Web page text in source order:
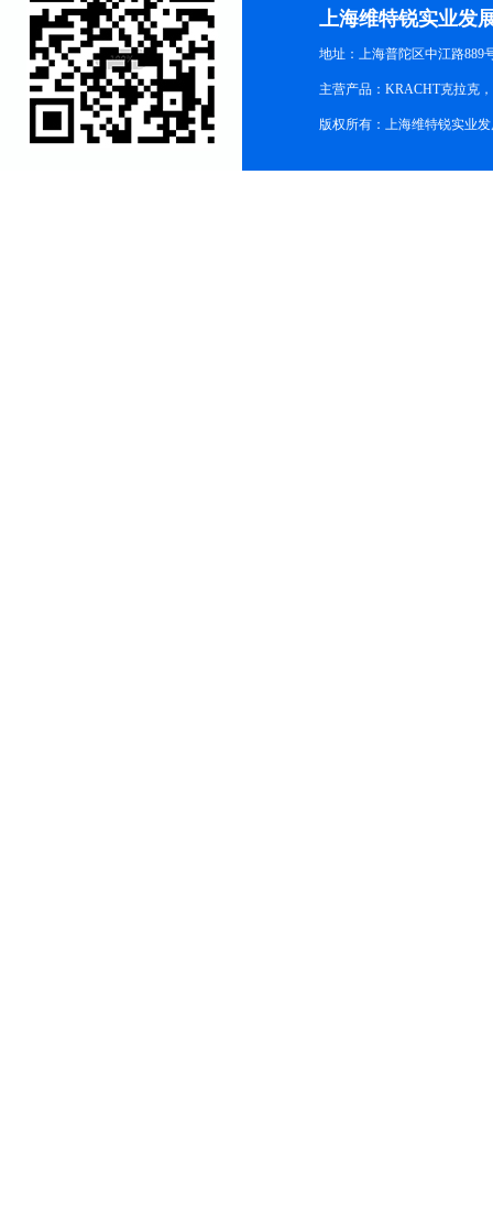
上海维特锐实业发
地址：上海普陀区中江路889
主营产品：KRACHT克拉克
版权所有：上海维特锐实业